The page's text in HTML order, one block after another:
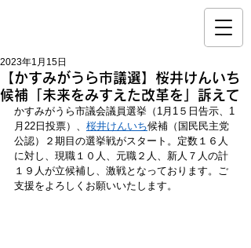
【かすみがうら市議選】桜井けんいち
候補「未来をみすえた改革を」訴えて
2023年1月15日
かすみがうら市議会議員選挙（1月1５日告示、1
月22日投票）、 桜井けんいち候補（国民民主党
公認）２期目の選挙戦がスタート。定数１６人
に対し、現職１０人、元職２人、新人７人の計
１９人が立候補し、激戦となっております。ご
支援をよろしくお願いいたします。